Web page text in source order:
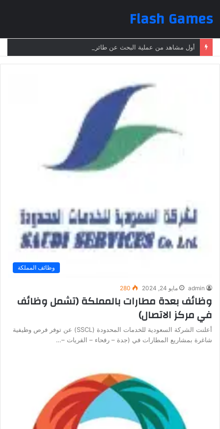
Flash Games
وظائف المملكة
admin مايو 24, 2024 280
وظائف بعدة مطارات بالمملكة (تشمل وظائف
في مركز الاتصال)
أعلنت الشركة السعودية للخدمات المحدودة (SSCL) عن توفر فرص وظيفية
شاغرة بمشاريع المطارات في (جدة – رفحاء – القريات –…